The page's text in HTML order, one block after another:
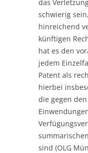
das
schwierig
hinreichend
künftigen
hat es den
jedem
Patent als
hierbei
die gegen
sind (OLG